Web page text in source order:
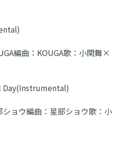
編曲： KOUGA歌： 小関舞×
(Instrumental)
ショウ編曲： 星部ショウ歌： 小